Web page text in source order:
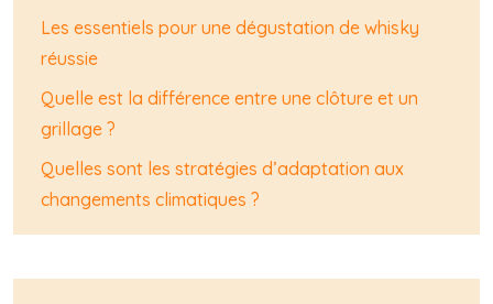
Les essentiels pour une dégustation de whisky
réussie
Quelle est la différence entre une clôture et un
grillage ?
Quelles sont les stratégies d’adaptation aux
changements climatiques ?